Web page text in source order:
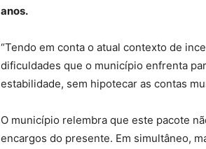
anos.
“Tendo em conta o atual contexto de
dificuldades que o município enfrenta
estabilidade, sem hipotecar as contas
O município relembra que este pacote
encargos do presente. Em simultâneo,